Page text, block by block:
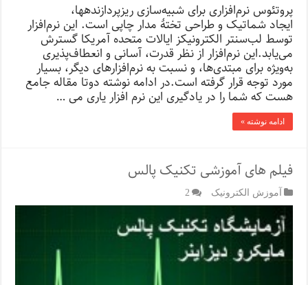
پروتئوس نرم‌افزاری برای شبیه‌سازی ریزپردازندهها،
ایجاد شماتیک و طراحی تختهٔ مدار چاپی است. این نرم‌افزار
توسط لب‌سنتر الکترونیکز ایالات متحده آمریکا گسترش
می‌یابد.این نرم‌افزار از نظر قدرت، آسانی و انعطاف‌پذیری
به‌ویژه برای مبتدی‌ها، و نسبت به نرم‌افزارهای دیگر، بسیار
مورد توجه قرار گرفته است.در ادامه نوشته دوتا مقاله جامع
هست که شما را در یادگیری این نرم افزار یاری می …
ادامه نوشته »
فیلم های آموزشی تکنیک پالس
آموزش الکترونیک 2